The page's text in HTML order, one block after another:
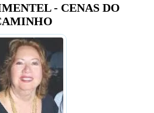
- CENAS DO